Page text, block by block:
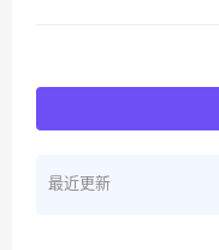
最近更新